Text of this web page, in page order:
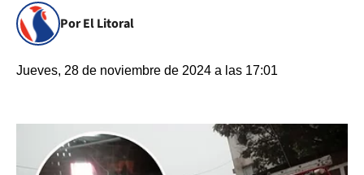
Por El Litoral
Jueves, 28 de noviembre de 2024 a las 17:01